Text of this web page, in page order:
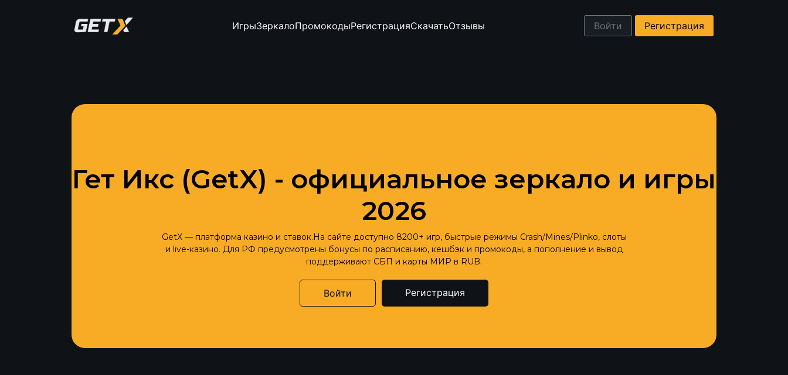
ИгрыЗеркалоПромокодыРегистрацияСкачатьОтзывы Войти Регистрация
Гет Икс (GetX) - официальное зеркало и игры
2026
GetX — платформа казино и ставок.На сайте доступно 8200+ игр, быстрые режимы Crash/Mines/Plinko, слоты
и live-казино. Для РФ предусмотрены бонусы по расписанию, кешбэк и промокоды, а пополнение и вывод
поддерживают СБП и карты МИР в RUB.
Войти Регистрация